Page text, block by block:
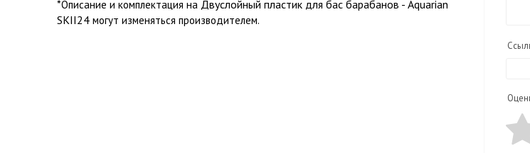
*Описание и комплектация на Двуслойный пластик для бас барабанов - Aquarian
SKII24 могут изменяться производителем.